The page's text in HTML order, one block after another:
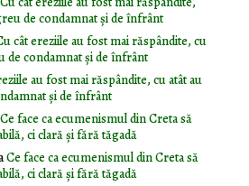
de condamnat și de înfrânt
cât ereziile au fost mai răspândite, cu
de condamnat și de înfrânt
au fost mai răspândite, cu atât au
și de înfrânt
Ce face ca ecumenismul din Creta să
ci clară și fără tăgadă
Ce face ca ecumenismul din Creta să
ci clară și fără tăgadă